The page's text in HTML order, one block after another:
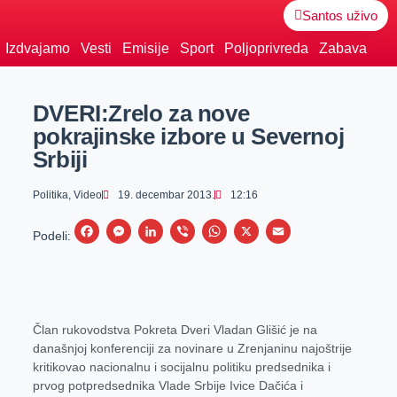
Santos uživo
Izdvajamo Vesti Emisije Sport Poljoprivreda Zabava
DVERI:Zrelo za nove
pokrajinske izbore u Severnoj
Srbiji
Politika, Video 19. decembar 2013. 12:16
Podeli:
F
b
o
M
e
n
g
L
e
d
I
V
r
W
s
A
p
X
E
l
Član rukovodstva Pokreta Dveri Vladan Glišić je na
današnjoj konferenciji za novinare u Zrenjaninu najoštrije
kritikovao nacionalnu i socijalnu politiku predsednika i
prvog potpredsednika Vlade Srbije Ivice Dačića i